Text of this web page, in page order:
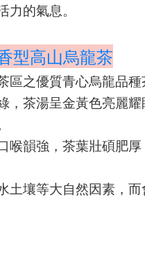
的氣息。
型高山烏龍茶
區之優質青心烏龍品
，茶湯呈金黃色亮麗
喉韻強，茶葉壯碩肥
土壤等大自然因素，